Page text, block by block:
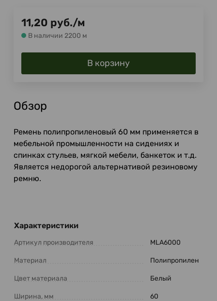
11,20 руб./м
В наличии 2200 м
В корзину
Обзор
Ремень полипропиленовый 60 мм применяется в
мебельной промышленности на сидениях и
спинках стульев, мягкой мебели, банкеток и т.д.
Является недорогой альтернативой резиновому
ремню.
Характеристики
Артикул производителя MLA6000
Материал Полипропилен
Цвет материала Белый
Ширина, мм 60